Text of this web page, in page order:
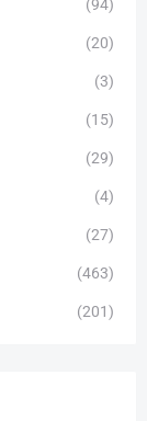
(94)
(20)
(3)
(15)
(29)
(4)
(27)
(463)
(201)